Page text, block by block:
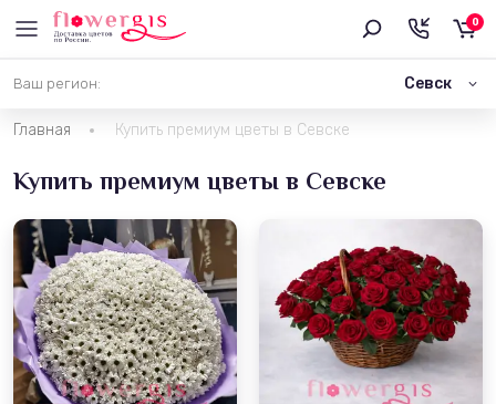
Ваш регион: Севск
0
Главная Купить премиум цветы в Севске
Купить премиум цветы в Севске